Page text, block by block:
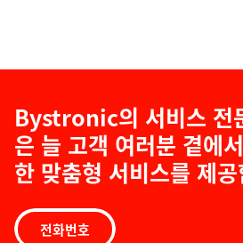
Bystronic의 서비스 전
은 늘 고객 여러분 곁에
한 맞춤형 서비스를 제
전화번호